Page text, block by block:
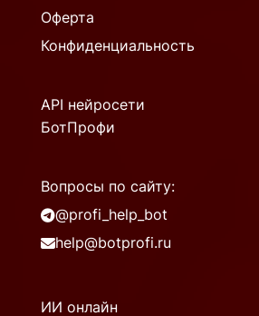
Оферта
Конфиденциальность
API нейросети
БотПрофи
Вопросы по сайту:
@profi_help_bot
help@botprofi.ru
ИИ онлайн